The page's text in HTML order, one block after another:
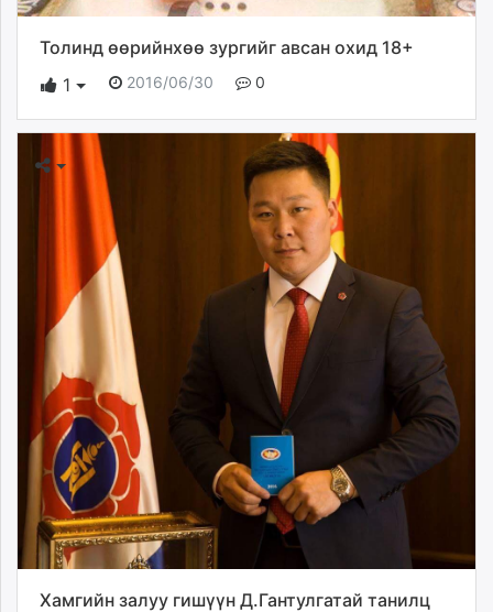
Толинд өөрийнхөө зургийг авсан охид 18+
1
2016/06/30 0
Хамгийн залуу гишүүн Д.Гантулгатай танилц